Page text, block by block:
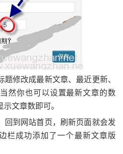
修改成最新文章、最近更新、
然你也可以设置最新文章的数
文章数即可。
回到网站首页，刷新页面就会发
栏成功添加了一个最新文章版